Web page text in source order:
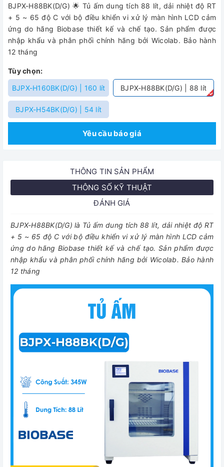
BJPX-H88BK(D/G) 🌟 Tủ ấm dung tích 88 lít, dải nhiệt độ RT
+ 5 ~ 65 độ C với bộ điều khiển vi xử lý màn hình LCD cảm
ứng do hãng Biobase thiết kế và chế tạo. Sản phẩm được
nhập khẩu và phân phối chính hãng bởi Wicolab. Bảo hành
12 tháng
Tùy chọn:
BJPX-H160BK(D/G) | 160 lít
BJPX-H88BK(D/G) | 88 lít
BJPX-H54BK(D/G) | 54 lít
Yêu cầu báo giá
THÔNG TIN SẢN PHẨM
THÔNG SỐ KỸ THUẬT
ĐÁNH GIÁ
BJPX-H88BK(D/G) là Tủ ấm dung tích 88 lít, dải nhiệt độ RT
+ 5 ~ 65 độ C với bộ điều khiển vi xử lý màn hình LCD cảm
ứng do hãng Biobase thiết kế và chế tạo. Sản phẩm được
nhập khẩu và phân phối chính hãng bởi Wicolab. Bảo hành
12 tháng